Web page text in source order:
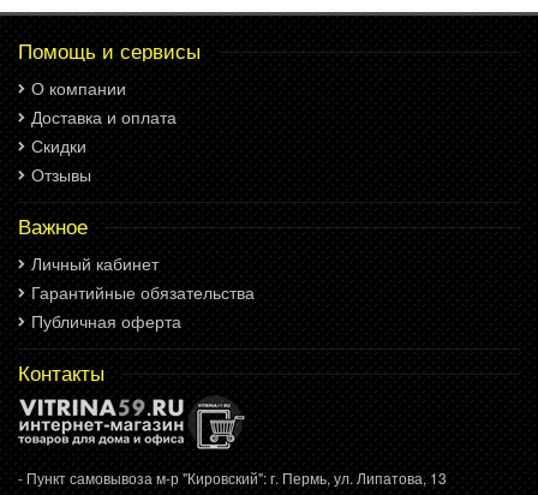
Помощь и сервисы
О компании
Доставка и оплата
Скидки
Отзывы
Важное
Личный кабинет
Гарантийные обязательства
Публичная оферта
Контакты
- Пункт самовывоза м-р "Кировский": г. Пермь, ул. Липатова, 13